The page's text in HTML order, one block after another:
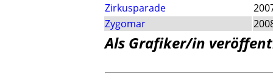
Zirkusparade
Zygomar
Als Grafiker/in